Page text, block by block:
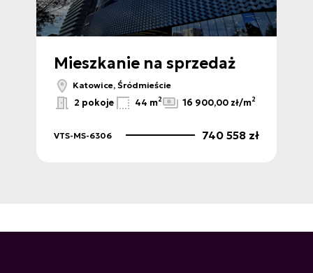
Mieszkanie na sprzedaż
Katowice, Śródmieście
2 pokoje 44 m2 16 900,00 zł/m2
VTS-MS-6306 740 558 zł